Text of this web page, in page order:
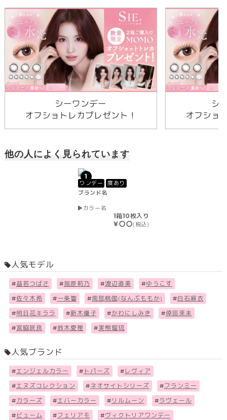
シーワンデー
オフショトレカプレゼント！
シ
オフショ
他の人によく見られています
1
ワンデー
度あり
ブランド名
カラー名
1箱10枚入り
￥〇〇(税込)
人気モデル
#益若つばさ #指原莉乃 #渡辺直美 #ゆうこす
#佐々木希 #一条響 #南部桃伽(なんぶももか) #白石麻衣
#明日花キララ #新木優子 #かわにしみき #倖田來未
#宮脇咲良 #鈴木愛理 #実熊瑠琉
人気ブランド
#エンジェルカラー # トパーズ # レヴィア
#エヌズコレクション #ネオサイトシリーズ #フランミー
# カラーズ #エバーカラー # リルムーン #ラヴェール
# ビューム #フェリアモ #ヴィクトリアワンデー